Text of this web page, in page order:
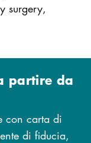
surgery,
partire da
con carta di
di fiducia,